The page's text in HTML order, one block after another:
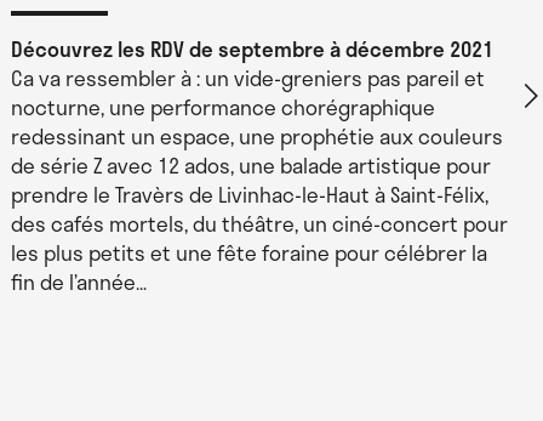
Découvrez les RDV de septembre à décembre 2021
Ca va ressembler à : un vide-greniers pas pareil et
nocturne, une performance chorégraphique
redessinant un espace, une prophétie aux couleurs
de série Z avec 12 ados, une balade artistique pour
prendre le Travèrs de Livinhac-le-Haut à Saint-Félix,
des cafés mortels, du théâtre, un ciné-concert pour
les plus petits et une fête foraine pour célébrer la
fin de l’année…